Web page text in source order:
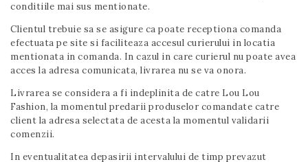
conditiile mai sus mentionate.
Clientul trebuie sa se asigure ca poate receptiona comanda
efectuata pe site si faciliteaza accesul curierului in locatia
mentionata in comanda. In cazul in care curierul nu poate avea
acces la adresa comunicata, livrarea nu se va onora.
Livrarea se considera a fi indeplinita de catre Lou Lou
Fashion, la momentul predarii produselor comandate catre
client la adresa selectata de acesta la momentul validarii
comenzii.
In eventualitatea depasirii intervalului de timp prevazut